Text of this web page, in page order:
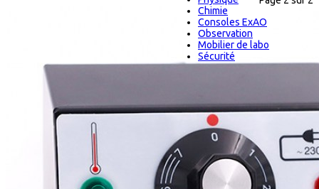
Chimie
Consoles ExAO
Observation
Mobilier de labo
Sécurité